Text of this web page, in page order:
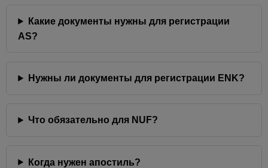
Какие документы нужны для регистрации
AS?
Нужны ли документы для регистрации ENK?
Что обязательно для NUF?
Когда нужен апостиль?